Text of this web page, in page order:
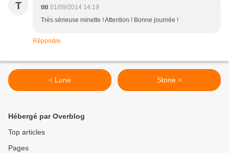
T titi 01/09/2014 14:19
Très sérieuse minette ! Attention ! Bonne journée !
Répondre
< Lune Stone >
Hébergé par Overblog
Top articles
Pages